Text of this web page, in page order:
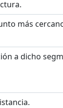
más
a dicho